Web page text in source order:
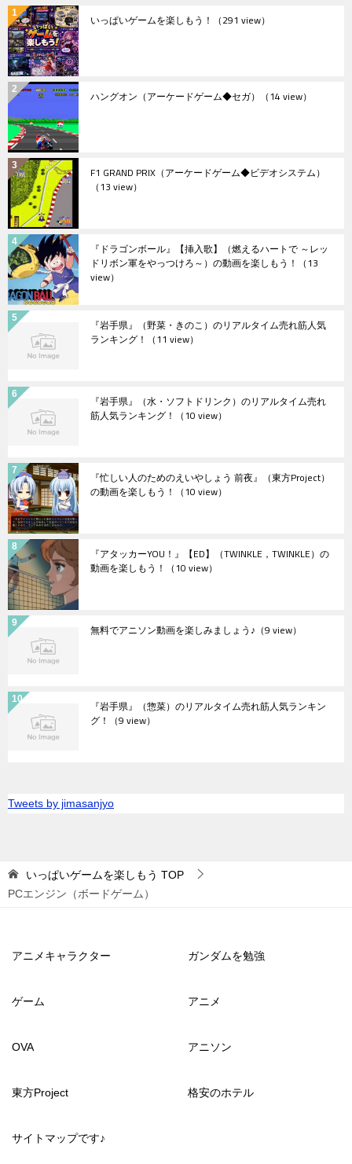
いっぱいゲームを楽しもう！ （291 view）
ハングオン（アーケードゲーム◆セガ） （14 view）
F1 GRAND PRIX（アーケードゲーム◆ビデオシステム）
（13 view）
『ドラゴンボール』【挿入歌】（燃えるハートで ～レッ
ドリボン軍をやっつけろ～）の動画を楽しもう！ （13
view）
『岩手県』（野菜・きのこ）のリアルタイム売れ筋人気
ランキング！ （11 view）
『岩手県』（水・ソフトドリンク）のリアルタイム売れ
筋人気ランキング！ （10 view）
『忙しい人のためのえいやしょう 前夜』（東方Project）
の動画を楽しもう！ （10 view）
『アタッカーYOU！』【ED】（TWINKLE，TWINKLE）の
動画を楽しもう！ （10 view）
無料でアニソン動画を楽しみましょう♪ （9 view）
『岩手県』（惣菜）のリアルタイム売れ筋人気ランキン
グ！ （9 view）
Tweets by jimasanjyo
いっぱいゲームを楽しもう TOP
PCエンジン（ボードゲーム）
アニメキャラクター ガンダムを勉強
ゲーム アニメ
OVA アニソン
東方Project 格安のホテル
サイトマップです♪